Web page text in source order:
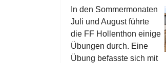
In den Sommermonaten
Juli und August führte
die FF Hollenthon einige
Übungen durch. Eine
Übung befasste sich mit